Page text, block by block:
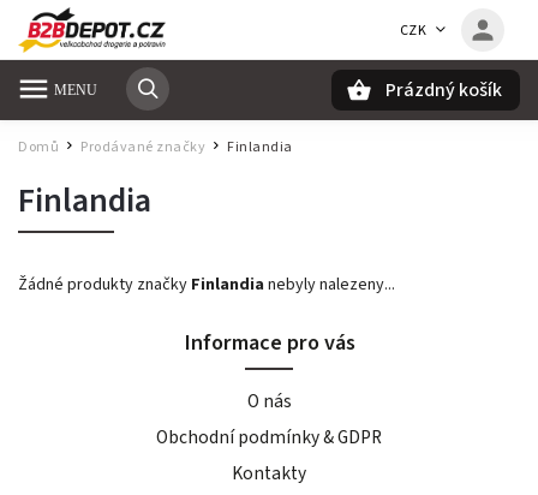
CZK
Prázdný košík
Domů / Prodávané značky / Finlandia
Finlandia
Žádné produkty značky Finlandia nebyly nalezeny...
Informace pro vás
O nás
Obchodní podmínky & GDPR
Kontakty